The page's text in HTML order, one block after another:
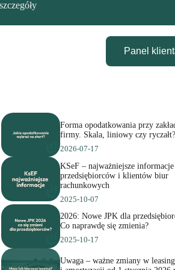
Panel
Forma opodatkowania przy
firmy. Skala, liniowy czy ryczałt?
2026-07-17
KSeF – najważniejsze
przedsiębiorców i klientów biur
rachunkowych
2025-10-07
2026: Nowe JPK dla
Co naprawdę się zmienia?
2025-10-17
Uwaga – ważne zmiany w